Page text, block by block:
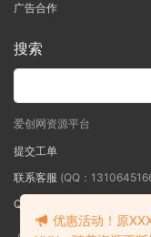
广告合作
搜索
爱创网资源平台
提交工单
联系客服 (QQ：
QQ群
优惠活动！原